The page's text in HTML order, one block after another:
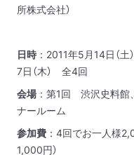
所株式会社）
日時 ：2011年5月14日（土
7日（木） 全4回
会場 ：第1回 渋沢史料
ナールーム
参加費 ：4回でお一人様
1,000円）